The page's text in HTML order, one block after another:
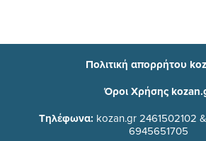
Πολιτική απορρήτου
Όροι Χρήσης
Τηλέφωνα: kozan.gr 2461502102
6945651705